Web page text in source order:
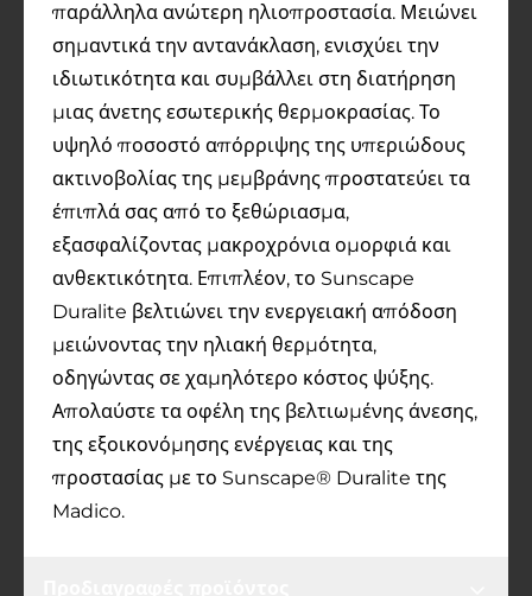
παράλληλα ανώτερη ηλιοπροστασία. Μειώνει
σημαντικά την αντανάκλαση, ενισχύει την
ιδιωτικότητα και συμβάλλει στη διατήρηση
μιας άνετης εσωτερικής θερμοκρασίας. Το
υψηλό ποσοστό απόρριψης της υπεριώδους
ακτινοβολίας της μεμβράνης προστατεύει τα
έπιπλά σας από το ξεθώριασμα,
εξασφαλίζοντας μακροχρόνια ομορφιά και
ανθεκτικότητα. Επιπλέον, το Sunscape
Duralite βελτιώνει την ενεργειακή απόδοση
μειώνοντας την ηλιακή θερμότητα,
οδηγώντας σε χαμηλότερο κόστος ψύξης.
Απολαύστε τα οφέλη της βελτιωμένης άνεσης,
της εξοικονόμησης ενέργειας και της
προστασίας με το Sunscape® Duralite της
Madico.